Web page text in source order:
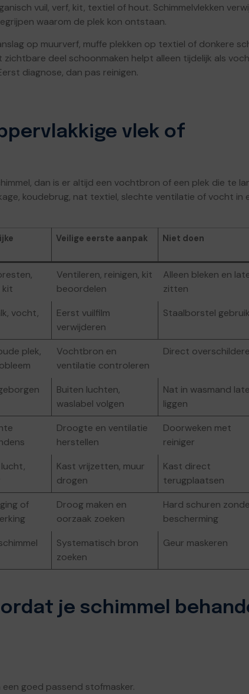
vuil, verf, kit, textiel of hout. Schimmelvlekken
waarom de plek kon ontstaan.
op muurverf, muffe plekken op textiel of donkere
zichtbare deel schoonmaken helpt alleen tijdelijk als
diagnose, dan pas reinigen.
vlek of
dan is er altijd een vochtbron of een plek die te
koudebrug, nat textiel, slechte ventilatie of vocht in
Veilige eerste aanpak Niet doen
kit
Ventileren, reinigen, kit
beoordelen
Alleen bleken en
zitten
vocht,
Eerst vuilfilm
verwijderen
Staalborstel
plek,
Vochtbron en
ventilatie controleren
Direct
Buiten luchten,
waslabel volgen
Nat in wasmand
liggen
Droogte en ventilatie
herstellen
Doorweken met
reiniger
Kast vrijzetten, muur
drogen
Kast direct
terugplaatsen
of
Droog maken en
oorzaak zoeken
Hard schuren
bescherming
Systematisch bron
zoeken
Geur maskeren
je schimmel
goed passend stofmasker.